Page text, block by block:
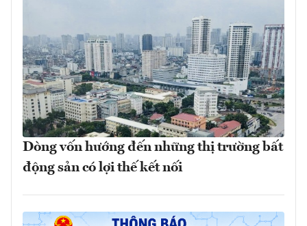
Dòng vốn hướng đến những thị trường bất
động sản có lợi thế kết nối